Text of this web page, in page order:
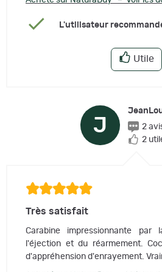
L'utilisateur
Utile
J
2
2
Très satisfait
Carabine impressionnante
l'éjection et du réarmement.
d'appréhension d'enrayement.